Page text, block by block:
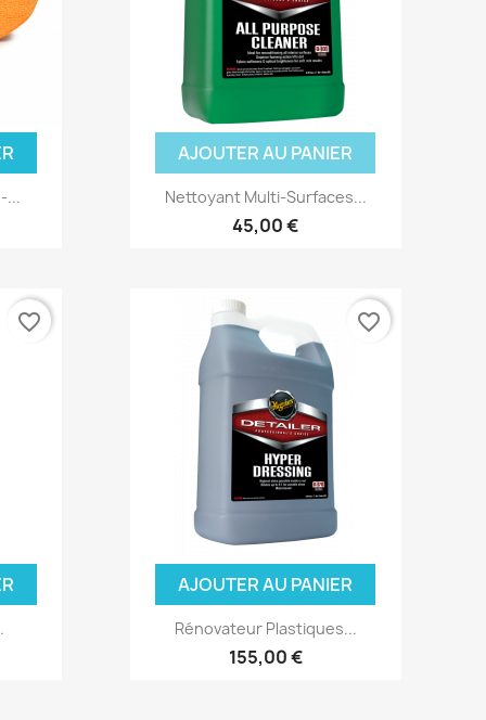
...
AJOUTER AU PANIER
Nettoyant Multi-Surfaces...
45,00 €
favorite_border
AJOUTER AU PANIER
Rénovateur Plastiques...
155,00 €
favorite_border